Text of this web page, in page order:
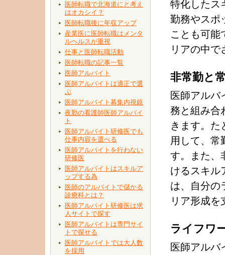
医師転職で北海道にと考え
はオカシイ？
医師転職後に年収アップ
産業医に医師転職はメンタ
ルヘルスが重視
仕事と医師転職活動
医師転職の記事一覧
医師アルバイト
医師アルバイトは適正で選
ぶ
医師アルバイト募集内視鏡
夜勤の看護師医師アルバイ
ト
医師アルバイト研修医でも
仕事内容を選べる
医師アルバイトを行わない
研修医
医師アルバイトはスキルア
ップする為
医師のアルバイトで儲かる
診療科とは？
医師アルバイト研修医は求
人サイトで探す
医師アルバイトは専門サイ
トで探せる
医師アルバイトでは大人数
を採用
特化したス
勤務やスポ
ことも可能
リアの中で
非常勤と
医師アルバ
務と組み合
きます。た
用して、常
す。また、
けるスキル
は、自分の
リア形成を
ライフワ
医師アルバ